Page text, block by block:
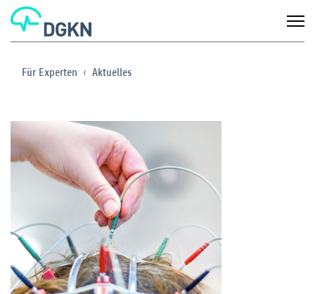
Für Experten Aktuelles